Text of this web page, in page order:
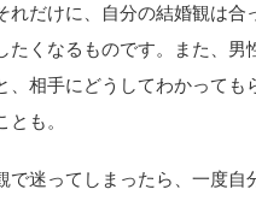
れだけに、自分の結婚観は合
たくなるものです。また、男
、相手にどうしてわかっても
も。
で迷ってしまったら、一度自